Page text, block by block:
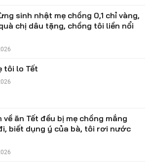
sinh nhật mẹ chồng 0,1 chỉ vàng,
chị dâu tặng, chồng tôi liền nổi
tôi lo Tết
về ăn Tết đều bị mẹ chồng mắng
biết dụng ý của bà, tôi rơi nước